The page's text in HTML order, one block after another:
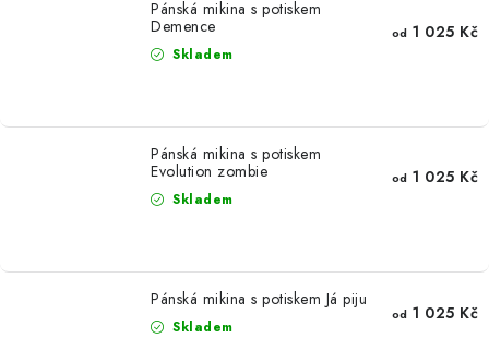
Pánská mikina s potiskem
Demence
Skladem
od 1 025 Kč
Pánská mikina s potiskem
Evolution zombie
Skladem
od 1 025 Kč
Pánská mikina s potiskem Já piju
Skladem
od 1 025 Kč